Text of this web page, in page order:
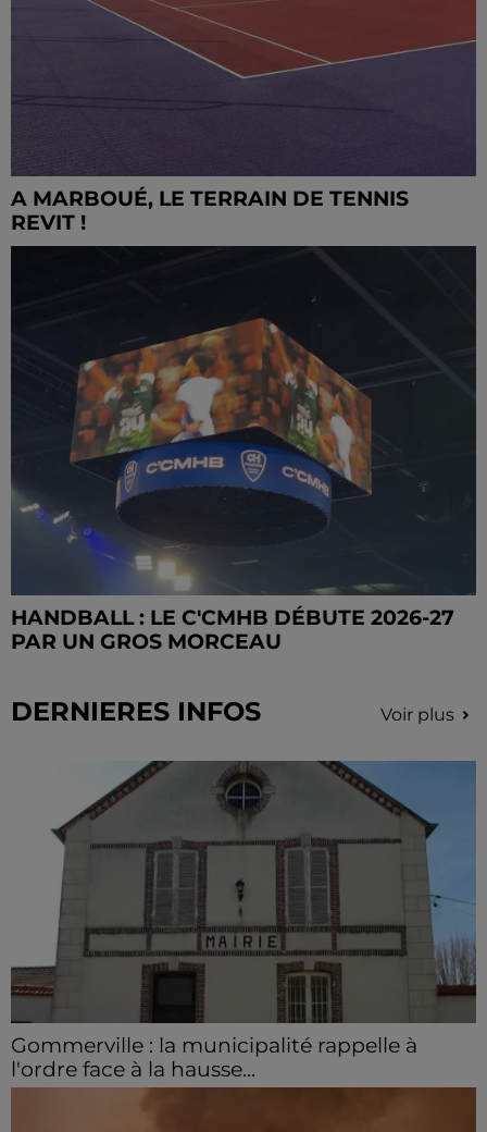
A MARBOUÉ, LE TERRAIN DE TENNIS
REVIT !
HANDBALL : LE C'CMHB DÉBUTE 2026-27
PAR UN GROS MORCEAU
DERNIERES INFOS Voir plus
Gommerville : la municipalité rappelle à
l'ordre face à la hausse...
Incrustation de déchets, déjections sur les sites